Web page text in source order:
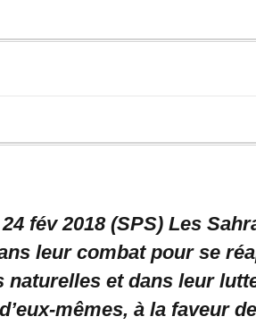
fév 2018 (SPS) Les
leur combat pour se
naturelles et dans leur
mêmes, à la faveur